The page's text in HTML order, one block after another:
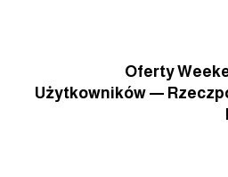
Oferty
Użytkowników —